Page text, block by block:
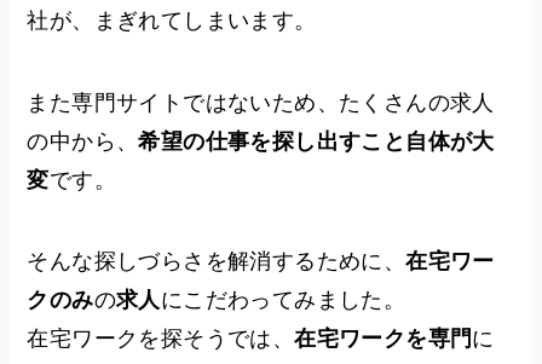
社が、まぎれてしまいます。
また専門サイトではないため、たくさんの求人
の中から、希望の仕事を探し出すこと自体が大
変です。
そんな探しづらさを解消するために、在宅ワー
クのみの求人にこだわってみました。
在宅ワークを探そうでは、在宅ワークを専門 に